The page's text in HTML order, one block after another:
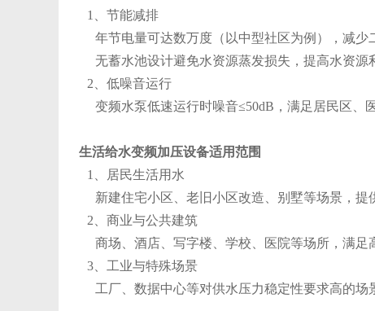
1、节能减排
年节电量可达数万度（以中型社区为例），减少
无蓄水池设计避免水资源蒸发损失，提高水资源
2、低噪音运行
变频水泵低速运行时噪音≤50dB，满足居民区、
生活给水变频加压设备适用范围
1、居民生活用水
新建住宅小区、老旧小区改造、别墅等场景，提
2、商业与公共建筑
商场、酒店、写字楼、学校、医院等场所，满足
3、工业与特殊场景
工厂、数据中心等对供水压力稳定性要求高的场